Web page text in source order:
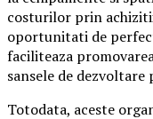
costurilor prin
oportunitati de
faciliteaza
sansele de dezvoltare
Totodata, aceste